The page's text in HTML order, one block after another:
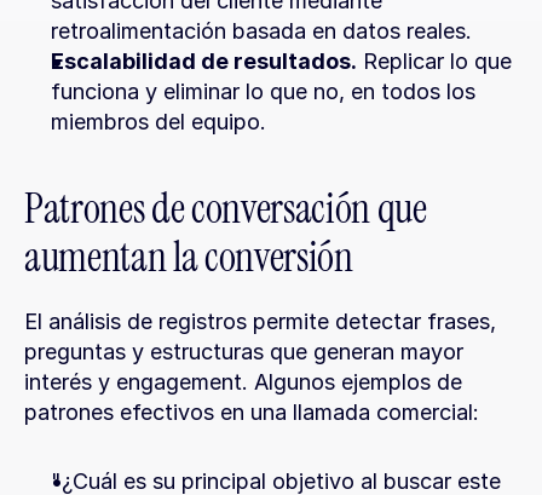
retroalimentación basada en datos reales.
Escalabilidad de resultados. Replicar lo que
funciona y eliminar lo que no, en todos los
miembros del equipo.
Patrones de conversación que
aumentan la conversión
El análisis de registros permite detectar frases,
preguntas y estructuras que generan mayor
interés y engagement. Algunos ejemplos de
patrones efectivos en una llamada comercial:
"¿Cuál es su principal objetivo al buscar este